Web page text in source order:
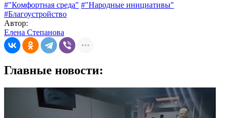
#"Комфортная среда" #"Народные инициативы"
#Благоустройство
Автор:
Елена Степанова
Главные новости: